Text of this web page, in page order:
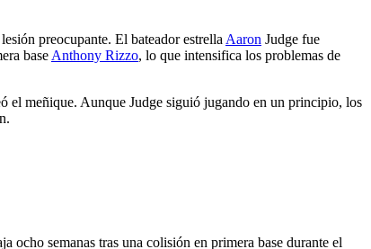
preocupante. El bateador estrella Aaron Judge fue
base Anthony Rizzo, lo que intensifica los problemas de
el meñique. Aunque Judge siguió jugando en un principio, los
ocho semanas tras una colisión en primera base durante el